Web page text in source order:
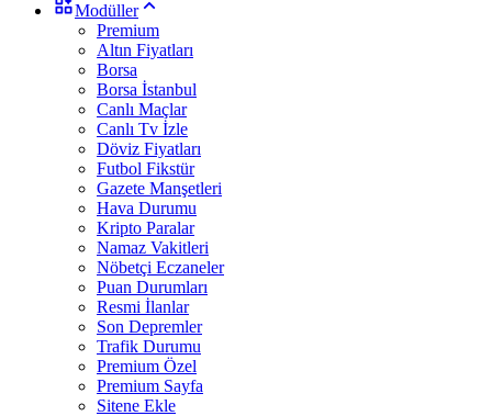
Modüller
Premium
Altın Fiyatları
Borsa
Borsa İstanbul
Canlı Maçlar
Canlı Tv İzle
Döviz Fiyatları
Futbol Fikstür
Gazete Manşetleri
Hava Durumu
Kripto Paralar
Namaz Vakitleri
Nöbetçi Eczaneler
Puan Durumları
Resmi İlanlar
Son Depremler
Trafik Durumu
Premium Özel
Premium Sayfa
Sitene Ekle